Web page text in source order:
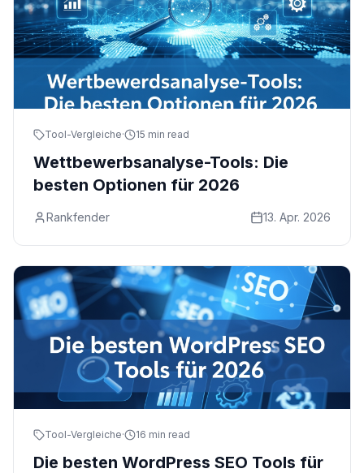
Tool-Vergleiche· 15 min read
Wettbewerbsanalyse-Tools: Die
besten Optionen für 2026
Rankfender 13. Apr. 2026
Tool-Vergleiche· 16 min read
Die besten WordPress SEO Tools für